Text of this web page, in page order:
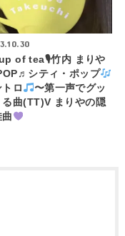
of tea🎙竹内 まりや
シティ・ポップ
ロ
〜第一声でグッ
る曲(TT)V まりやの隠